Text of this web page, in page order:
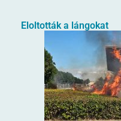
Eloltották a lángokat